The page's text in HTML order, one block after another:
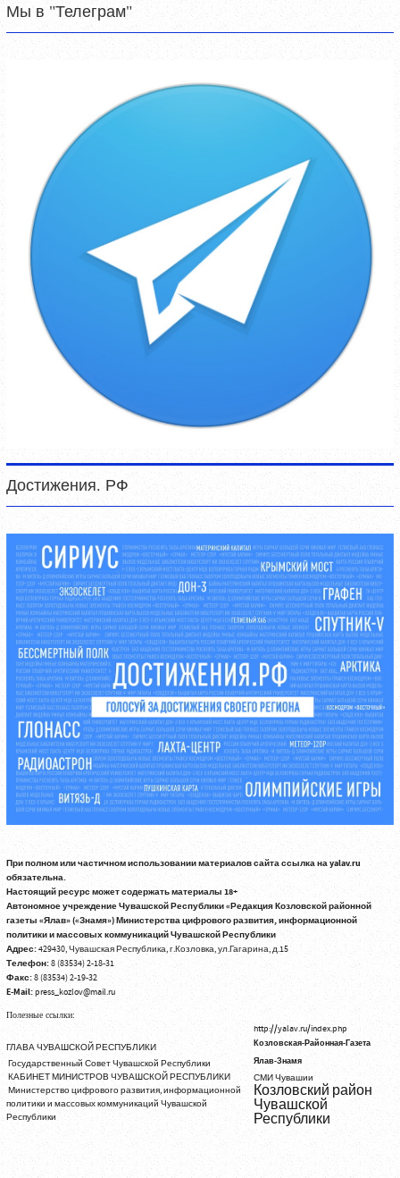
Мы в "Телеграм"
Достижения. РФ
При полном или частичном использовании материалов сайта ссылка на yalav.ru
обязательна.
Настоящий ресурс может содержать материалы 18+
Автономное учреждение Чувашской Республики «Редакция Козловской районной
газеты «Ялав» («Знамя») Министерства цифрового развития, информационной
политики и массовых коммуникаций Чувашской Республики
Адрес:429430, Чувашская Республика, г.Козловка, ул.Гагарина, д.15
Телефон:8 (83534) 2-18-31
Факс:8 (83534) 2-19-32
E-Mail:press_kozlov@mail.ru
Полезные ссылки:
ГЛАВА ЧУВАШСКОЙ РЕСПУБЛИКИ
Государственный Совет Чувашской Республики
КАБИНЕТ МИНИСТРОВ ЧУВАШСКОЙ РЕСПУБЛИКИ
Министерство цифрового развития, информационной
политики и массовых коммуникаций Чувашской
Республики
http://yalav.ru/index.php
Козловская-Районная-Газета
Ялав-Знамя
СМИ Чувашии
Козловский район
Чувашской
Республики